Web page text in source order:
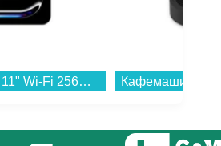
Таблет Apple iPad Pro 11" Wi-Fi 256GB Space Black mdwk4 , 12 GB, 256 GB...